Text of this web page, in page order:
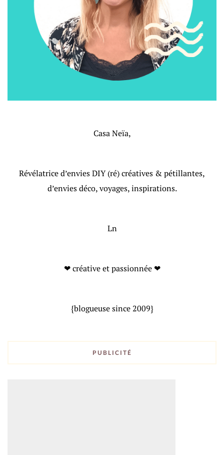
Casa Neïa,
Révélatrice d’envies DIY (ré) créatives & pétillantes,
d’envies déco, voyages, inspirations.
Ln
❤ créative et passionnée ❤
{blogueuse since 2009}
PUBLICITÉ